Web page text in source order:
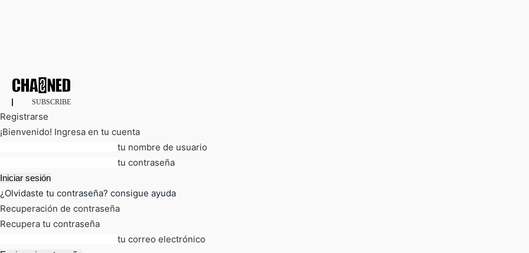
SUBSCRIBE
Registrarse
¡Bienvenido! Ingresa en tu cuenta
tu nombre de usuario
tu contraseña
¿Olvidaste tu contraseña? consigue ayuda
Recuperación de contraseña
Recupera tu contraseña
tu correo electrónico